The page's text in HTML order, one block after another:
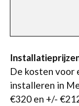
De kosten voor
installeren in
€320 en +/-